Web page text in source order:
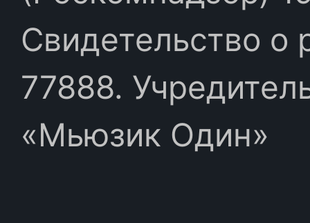
Свидетельство
77888.
«Мьюзик Один»